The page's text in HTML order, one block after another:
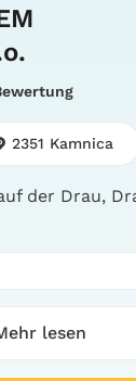
der Drau,
2351 Kamnica
lesen